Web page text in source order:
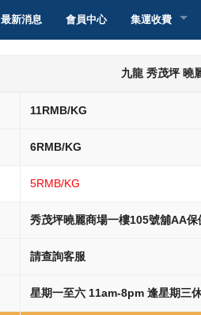
最新消息 會員中心 集運收費
轉運馬來西亞
九龍 秀茂坪 曉
11RMB/KG
6RMB/KG
5RMB/KG
秀茂坪曉麗商場一樓105號舖AA保
請查詢客服
星期一至六 11am-8pm 逢星期三